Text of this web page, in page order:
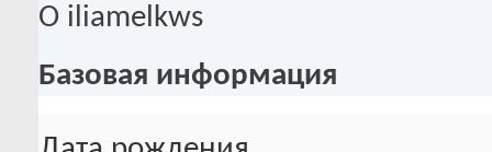
О iliamelkws
Базовая информация